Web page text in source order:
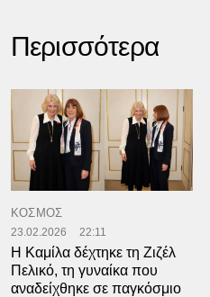
Περισσότερα
ΚΟΣΜΟΣ
23.02.2026 22:11
Η Καμίλα δέχτηκε τη Ζιζέλ
Πελικό, τη γυναίκα που
αναδείχθηκε σε παγκόσμιο